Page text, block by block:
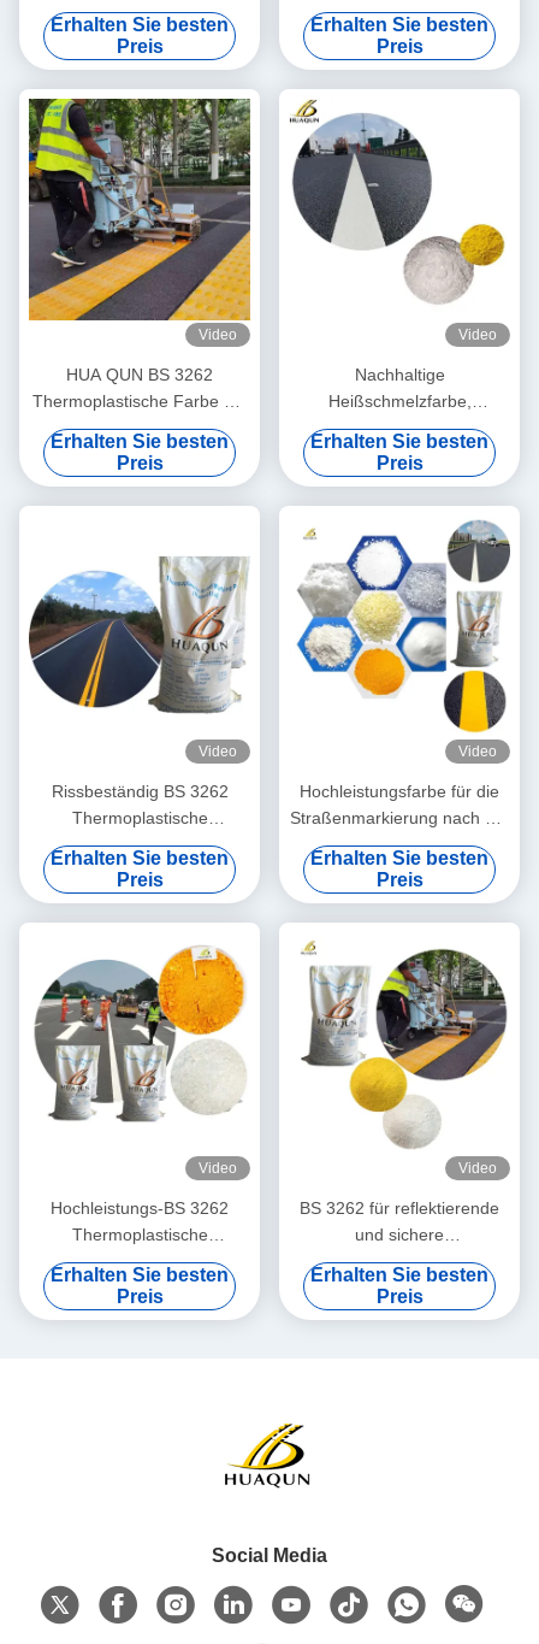
Straßenmarkierungsfarbe für
Straßenbelag
Erhalten Sie besten
Preis
thermoplastisches
Farbpulver mit 20%
Glasperlen
Erhalten Sie besten
Preis
Video
HUA QUN BS 3262
Thermoplastische Farbe mit
Glasperlen ISO 9001
genehmigt
Erhalten Sie besten
Preis
Video
Nachhaltige
Heißschmelzfarbe,
reflektierende gelbe Farbe
für die Straßenmarkierung
Erhalten Sie besten
Preis
Video
Rissbeständig BS 3262
Thermoplastische
Straßenmarkierungsfarbe
Pulver - schnelles Trocknen
(weniger als 3 min) in 25
kg/Tasche
Erhalten Sie besten
Preis
Video
Hochleistungsfarbe für die
Straßenmarkierung nach der
BS 3262 Warmschmelzfarbe
Langlebig und
umweltfreundlich für
langlebige Markierungen
Erhalten Sie besten
Preis
Video
Hochleistungs-BS 3262
Thermoplastische
Straßenmarkierungsmaterialien
Langlebig und
umweltfreundlich für
Erhalten Sie besten
Preis
Video
BS 3262 für reflektierende
und sichere
thermoplastische Farben mit
bleifreien Pigmenten und
Glasperlen
Erhalten Sie besten
Preis
Social Media